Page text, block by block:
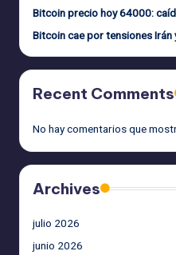
Bitcoin precio hoy 64000:
Bitcoin cae por tensiones
Recent Comments
No hay comentarios que
Archives
julio 2026
junio 2026